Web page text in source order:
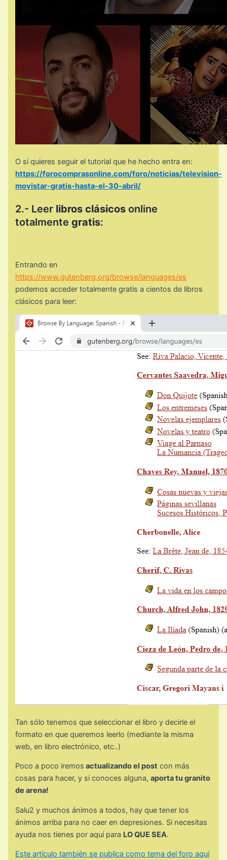
O si quieres seguir el tutorial que he hecho entra en:
https://forocomprasonline.com/foro/noticias/television-
movistar-gratis-hasta-el-30-abril/
2.- Leer libros clásicos online
totalmentegratis:
Entrando en
https://www.gutenberg.org/browse/languages/es
podemos acceder totalmente gratis a cientos de libros
clásicos para leer:
Tan sólo tenemos que seleccionar el libro y decirle el
formato en que queremos leerlo (mediante la misma
web, en libro electrónico, etc..)
Poco a poco iremos actualizando el post con más
cosas para hacer, y si conoces alguna,aporta tu granito
de arena!
Salu2 y muchos ánimos a todos, hay que tener los
ánimos arriba para no caer en depresiones. Si necesitas
ayuda nos tienes por aquí para LO QUE SEA.
Este artículo también se publica como tema del foro aquí